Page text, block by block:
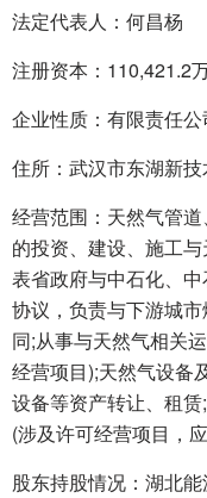
法定代表人：何昌杨
注册资本：110,421.2
企业性质：有限责任公
住所：武汉市东湖新
经营范围：天然气管
的投资、建设、施工
表省政府与中石化、
协议，负责与下游城
同;从事与天然气相关
经营项目);天然气设备
设备等资产转让、租
(涉及许可经营项目，
股东持股情况：湖北